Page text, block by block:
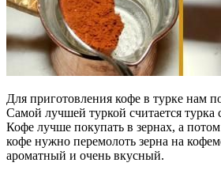
Для приготовления кофе в турке нам
Самой лучшей туркой считается
Кофе лучше покупать в зернах, а
кофе нужно перемолоть зерна на
ароматный и очень вкусный.